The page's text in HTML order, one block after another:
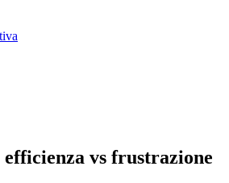
vs frustrazione